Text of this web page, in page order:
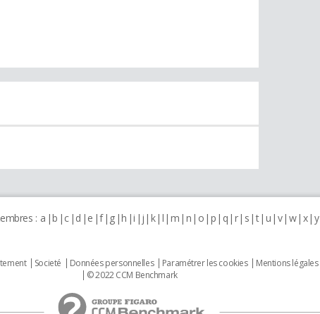
: a b c d e f g h i j k l m n o p q r s t u v w x y
Societé Données personnelles Paramétrer les cookies Mentions légales
© 2022 CCM Benchmark